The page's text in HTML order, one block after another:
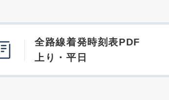
全路線着発時刻表PDF
上り・平日